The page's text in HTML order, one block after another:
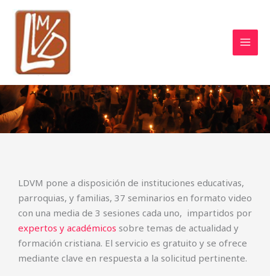
contenido
LDVM pone a disposición de instituciones educativas,
parroquias, y familias, 37 seminarios en formato video
con una media de 3 sesiones cada uno, impartidos por
expertos y académicos sobre temas de actualidad y
formación cristiana. El servicio es gratuito y se ofrece
mediante clave en respuesta a la solicitud pertinente.